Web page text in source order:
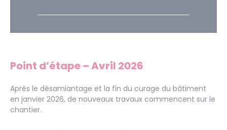
Point d’étape – Avril 2026
Après le désamiantage et la fin du curage du bâtiment
en janvier 2026, de nouveaux travaux commencent sur le
chantier.